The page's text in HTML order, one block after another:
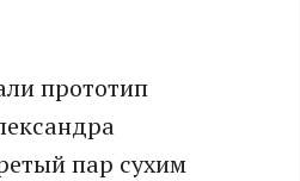
прототип
пар сухим